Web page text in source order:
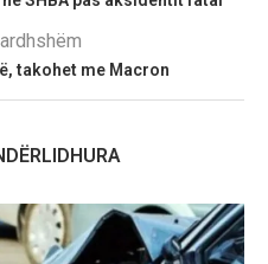
takohet me Macron